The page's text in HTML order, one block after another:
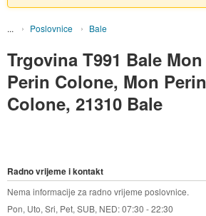
Poslovnice Bale
Trgovina T991 Bale Mon
Perin Colone, Mon Perin
Colone, 21310 Bale
Radno vrijeme i kontakt
Nema informacije za radno vrijeme poslovnice.
Pon, Uto, Sri, Pet, SUB, NED: 07:30 - 22:30